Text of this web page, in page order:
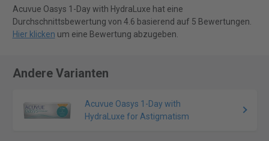
Acuvue Oasys 1-Day with HydraLuxe hat eine
Durchschnittsbewertung von 4.6 basierend auf 5 Bewertungen.
Hier klicken um eine Bewertung abzugeben.
Andere Varianten
Acuvue Oasys 1-Day with
HydraLuxe for Astigmatism